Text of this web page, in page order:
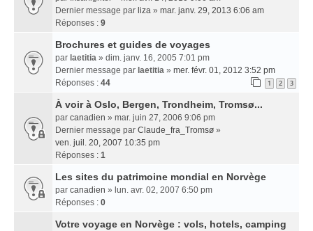
Dernier message par liza » mar. janv. 29, 2013 6:06 am
Réponses : 9
Brochures et guides de voyages
par laetitia » dim. janv. 16, 2005 7:01 pm
Dernier message par laetitia » mer. févr. 01, 2012 3:52 pm
Réponses : 44 1 2 3
À voir à Oslo, Bergen, Trondheim, Tromsø...
par canadien » mar. juin 27, 2006 9:06 pm
Dernier message par Claude_fra_Tromsø »
ven. juil. 20, 2007 10:35 pm
Réponses : 1
Les sites du patrimoine mondial en Norvège
par canadien » lun. avr. 02, 2007 6:50 pm
Réponses : 0
Votre voyage en Norvège : vols, hotels, camping